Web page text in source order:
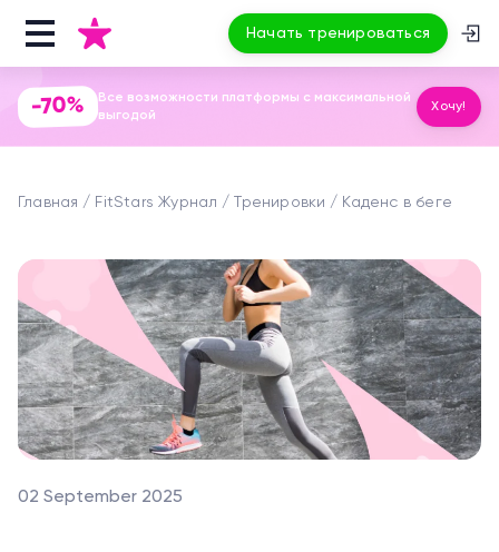
Начать тренироваться
-70%
Все возможности платформы с максимальной
выгодой
Хочу!
Главная FitStars Журнал Тренировки Каденс в беге
02 September 2025